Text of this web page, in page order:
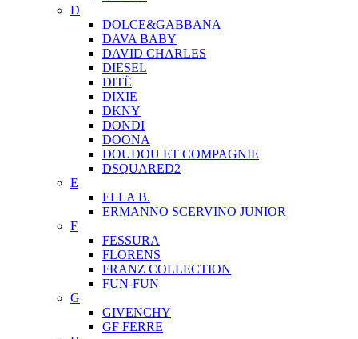
D
DOLCE&GABBANA
DAVA BABY
DAVID CHARLES
DIESEL
DITЁ
DIXIE
DKNY
DONDI
DOONA
DOUDOU ET COMPAGNIE
DSQUARED2
E
ELLA B.
ERMANNO SCERVINO JUNIOR
F
FESSURA
FLORENS
FRANZ COLLECTION
FUN-FUN
G
GIVENCHY
GF FERRE